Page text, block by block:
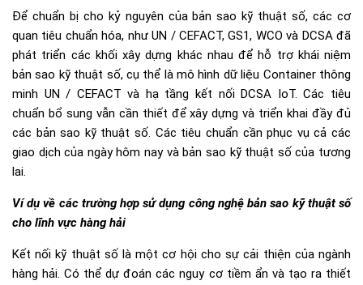
Để chuẩn bị cho kỷ nguyên của bản sao kỹ thuật số, các cơ
quan tiêu chuẩn hóa, như UN / CEFACT, GS1, WCO và DCSA đã
phát triển các khối xây dựng khác nhau để hỗ trợ khái niệm
bản sao kỹ thuật số, cụ thể là mô hình dữ liệu Container thông
minh UN / CEFACT và hạ tầng kết nối DCSA IoT. Các tiêu
chuẩn bổ sung vẫn cần thiết để xây dựng và triển khai đầy đủ
các bản sao kỹ thuật số. Các tiêu chuẩn cần phục vụ cả các
giao dịch của ngày hôm nay và bản sao kỹ thuật số của tương
lai.
Ví dụ về các trường hợp sử dụng công nghệ bản sao kỹ thuật số
cho lĩnh vực hàng hải
Kết nối kỹ thuật số là một cơ hội cho sự cải thiện của ngành
hàng hải. Có thể dự đoán các nguy cơ tiềm ẩn và tạo ra thiết